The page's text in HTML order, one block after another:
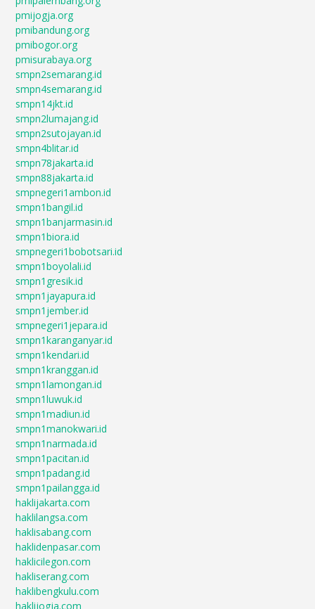
pmijogja.org
pmibandung.org
pmibogor.org
pmisurabaya.org
smpn2semarang.id
smpn4semarang.id
smpn14jkt.id
smpn2lumajang.id
smpn2sutojayan.id
smpn4blitar.id
smpn78jakarta.id
smpn88jakarta.id
smpnegeri1ambon.id
smpn1bangil.id
smpn1banjarmasin.id
smpn1biora.id
smpnegeri1bobotsari.id
smpn1boyolali.id
smpn1gresik.id
smpn1jayapura.id
smpn1jember.id
smpnegeri1jepara.id
smpn1karanganyar.id
smpn1kendari.id
smpn1kranggan.id
smpn1lamongan.id
smpn1luwuk.id
smpn1madiun.id
smpn1manokwari.id
smpn1narmada.id
smpn1pacitan.id
smpn1padang.id
smpn1pailangga.id
haklijakarta.com
haklilangsa.com
haklisabang.com
haklidenpasar.com
haklicilegon.com
hakliserang.com
haklibengkulu.com
haklijogja.com